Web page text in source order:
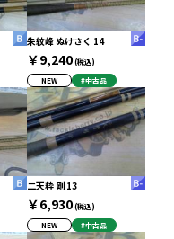
朱紋峰 ぬけさく 14
￥9,240(税込)
NEW
#中古品
二天粋 剛 13
￥6,930(税込)
NEW
#中古品